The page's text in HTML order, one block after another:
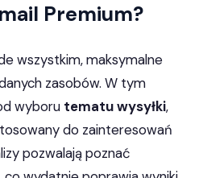
Premium?
wszystkim, maksymalne
zasobów. W tym
wyboru tematu wysyłki,
do zainteresowań
pozwalają poznać